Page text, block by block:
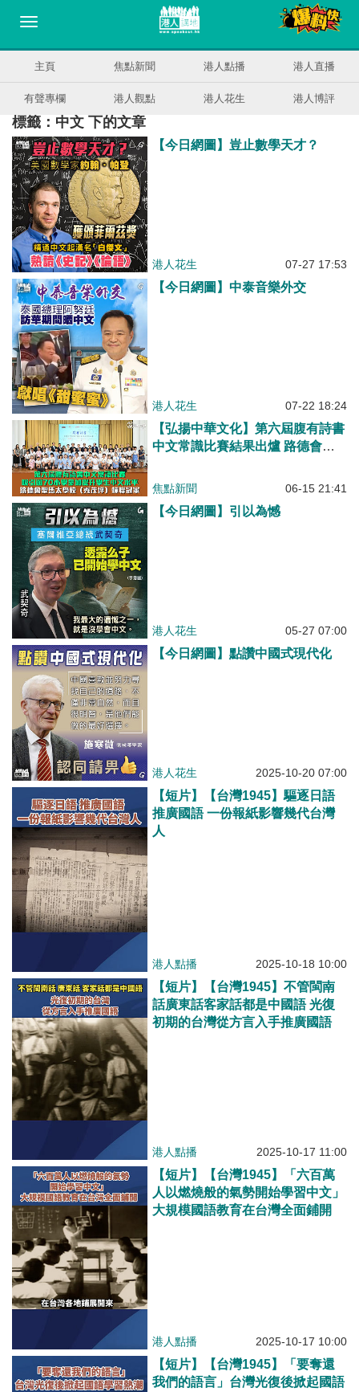
主頁 焦點新聞 港人點播 港人直播
有聲專欄 港人觀點 港人花生 港人博評
標籤：中文 下的文章
【今日網圖】豈止數學天才？
港人花生 07-27 17:53
【今日網圖】中泰音樂外交
港人花生 07-22 18:24
【弘揚中華文化】第六屆腹有詩書
中文常識比賽結果出爐 路德會聖
焦點新聞 06-15 21:41
【今日網圖】引以為憾
港人花生 05-27 07:00
【今日網圖】點讚中國式現代化
港人花生 2025-10-20 07:00
【短片】【台灣1945】驅逐日語
推廣國語 一份報紙影響幾代台灣
人
港人點播 2025-10-18 10:00
【短片】【台灣1945】不管閩南
話廣東話客家話都是中國語 光復
初期的台灣從方言入手推廣國語
港人點播 2025-10-17 11:00
【短片】【台灣1945】「六百萬
人以燃燒般的氣勢開始學習中文」
大規模國語教育在台灣全面鋪開
港人點播 2025-10-17 10:00
【短片】【台灣1945】「要奪還
我們的語言」台灣光復後掀起國語